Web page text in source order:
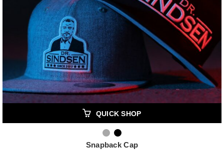
QUICK SHOP
Snapback Cap